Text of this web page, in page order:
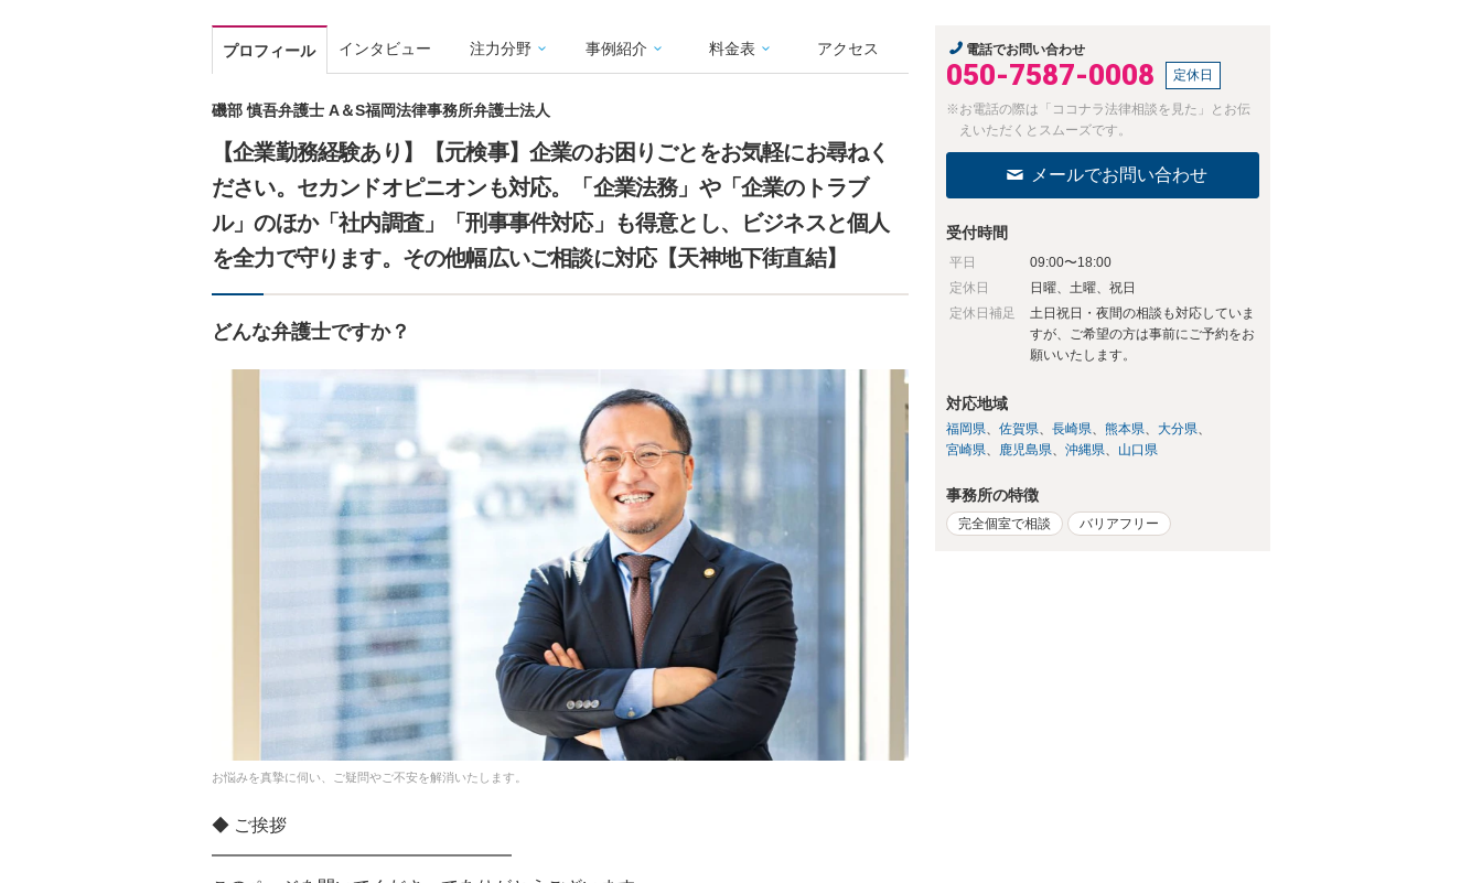
プロフィール インタビュー 注力分野 事例紹介 料金表 アクセス
磯部 慎吾弁護士 A＆S福岡法律事務所弁護士法人
【企業勤務経験あり】【元検事】企業のお困りごとをお気軽にお尋ねく
ださい。セカンドオピニオンも対応。「企業法務」や「企業のトラブ
ル」のほか「社内調査」「刑事事件対応」も得意とし、ビジネスと個人
を全力で守ります。その他幅広いご相談に対応【天神地下街直結】
どんな弁護士ですか？
お悩みを真摯に伺い、ご疑問やご不安を解消いたします。
◆ ご挨拶
━━━━━━━━━━━━━━━━━
電話でお問い合わせ
050-7587-0008 定休日
※お電話の際は「ココナラ法律相談を見た」とお伝
えいただくとスムーズです。
メールでお問い合わせ
受付時間
平日
09:00〜18:00
定休日
日曜、土曜、祝日
定休日補足
土日祝日・夜間の相談も対応していま
すが、ご希望の方は事前にご予約をお
願いいたします。
対応地域
福岡県 佐賀県 長崎県 熊本県
大分県
宮崎県
鹿児島県 沖縄県 山口県
事務所の特徴
完全個室で相談 バリアフリー